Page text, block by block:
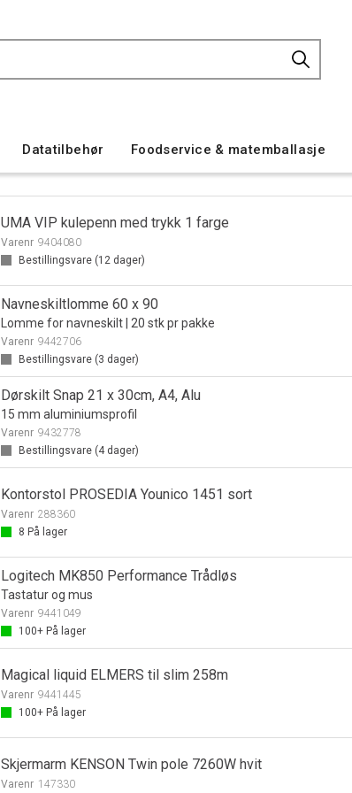
Datatilbehør Foodservice & matemballasje
UMA VIP kulepenn med trykk 1 farge
Varenr 9404080
Bestillingsvare (12dager)
Navneskiltlomme 60 x 90
Lomme for navneskilt | 20 stk pr pakke
Varenr 9442706
Bestillingsvare (3 dager)
Dørskilt Snap 21 x 30cm, A4, Alu
15 mm aluminiumsprofil
Varenr 9432778
Bestillingsvare (4dager)
Kontorstol PROSEDIA Younico 1451 sort
Varenr 288360
8 På lager
Logitech MK850 Performance Trådløs
Tastatur og mus
Varenr 9441049
100+På lager
Magical liquid ELMERS til slim 258m
Varenr 9441445
100+På lager
Skjermarm KENSON Twin pole 7260W hvit
Varenr 147330